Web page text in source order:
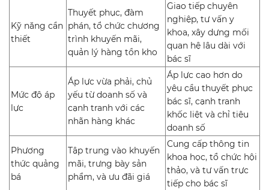
Kỹ năng cần
thiết
Thuyết phục, đàm
phán, tổ chức chương
trình khuyến mãi,
quản lý hàng tồn kho
Giao tiếp chuyên
nghiệp, tư vấn y
khoa, xây dựng mối
quan hệ lâu dài với
bác sĩ
Mức độ áp
lực
Áp lực vừa phải, chủ
yếu từ doanh số và
cạnh tranh với các
nhãn hàng khác
Áp lực cao hơn do
yêu cầu thuyết phục
bác sĩ, cạnh tranh
khốc liệt và chỉ tiêu
doanh số
Phương
thức quảng
bá
Tập trung vào khuyến
mãi, trưng bày sản
phẩm, và ưu đãi giá
Cung cấp thông tin
khoa học, tổ chức hội
thảo, và tư vấn trực
tiếp cho bác sĩ